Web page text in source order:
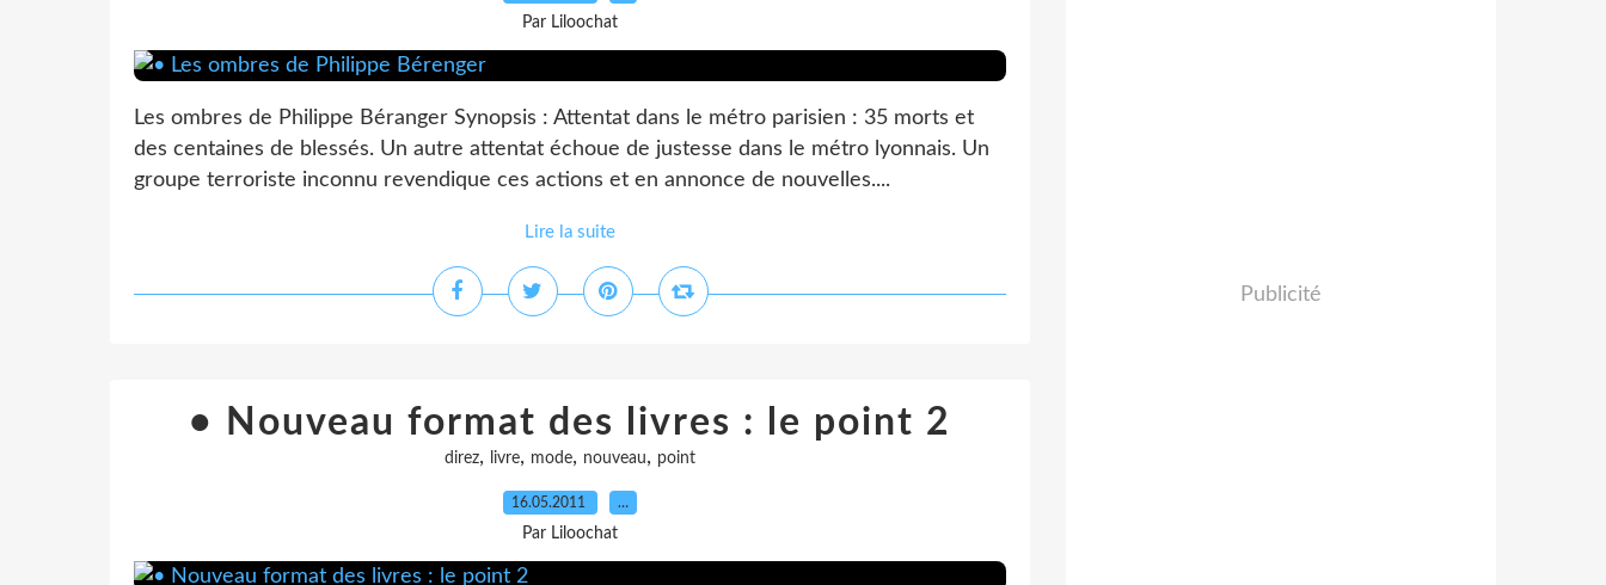
Par Liloochat
Les ombres de Philippe Béranger Synopsis : Attentat dans le métro parisien : 35 morts et
des centaines de blessés. Un autre attentat échoue de justesse dans le métro lyonnais. Un
groupe terroriste inconnu revendique ces actions et en annonce de nouvelles....
Lire la suite
• Nouveau format des livres : le point 2
direz, livre, mode, nouveau, point
16.05.2011 …
Par Liloochat
Publicité